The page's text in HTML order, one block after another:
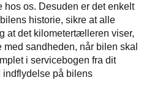
hos os. Desuden er det enkelt
historie, sikre at alle
at det kilometertælleren viser,
sandheden, når bilen skal
i servicebogen fra dit
på bilens